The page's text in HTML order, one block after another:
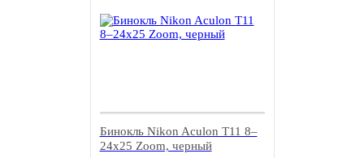
Бинокль Nikon Aculon T11 8–
24x25 Zoom, черный